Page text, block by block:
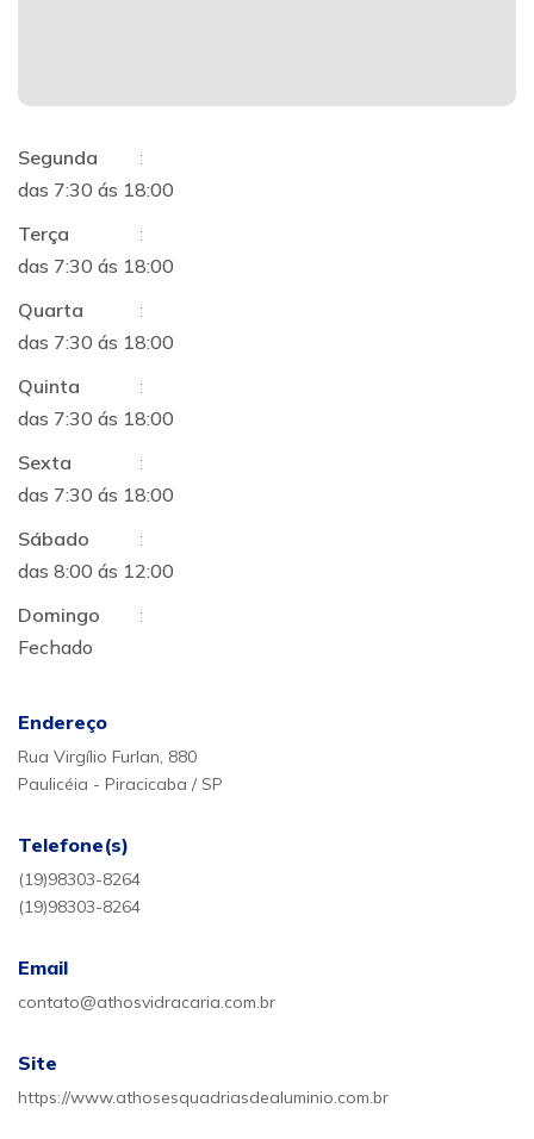
Segunda
:
das 7:30 ás 18:00
Terça
:
das 7:30 ás 18:00
Quarta
:
das 7:30 ás 18:00
Quinta
:
das 7:30 ás 18:00
Sexta
:
das 7:30 ás 18:00
Sábado
:
das 8:00 ás 12:00
Domingo
:
Fechado
Endereço
Rua Virgílio Furlan, 880
Paulicéia - Piracicaba / SP
Telefone(s)
(19)98303-8264
(19)98303-8264
Email
contato@athosvidracaria.com.br
Site
https://www.athosesquadriasdealuminio.com.br